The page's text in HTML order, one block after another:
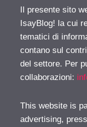
Il presente sito
IsayBlog! la cui
tematici di
contano sul
del settore. Per
collaborazioni:
This website is
advertising,